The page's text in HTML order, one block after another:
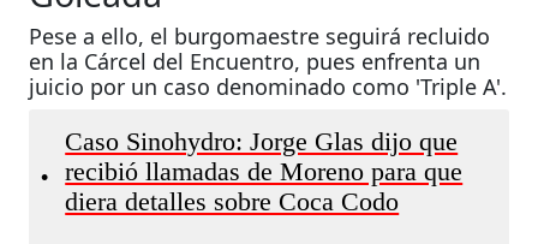
Pese a ello, el burgomaestre seguirá recluido
en la Cárcel del Encuentro, pues enfrenta un
juicio por un caso denominado como 'Triple A'.
•
Caso Sinohydro: Jorge Glas dijo que
recibió llamadas de Moreno para que
diera detalles sobre Coca Codo